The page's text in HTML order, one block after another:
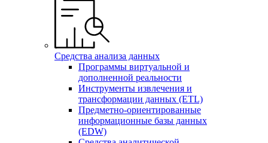
Средства анализа данных
Программы виртуальной и
дополненной реальности
Инструменты извлечения и
трансформации данных (ETL)
Предметно-ориентированные
информационные базы данных
(EDW)